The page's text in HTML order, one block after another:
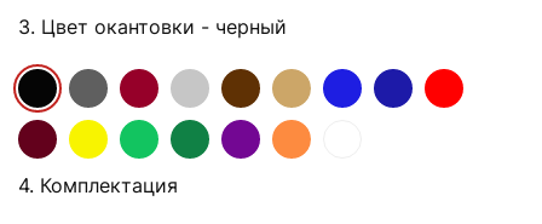
3. Цвет окантовки - черный
4. Комплектация